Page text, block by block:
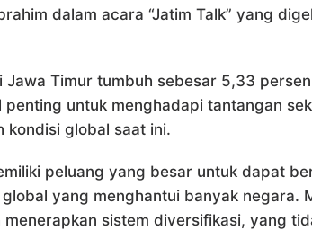
dalam acara “Jatim Talk” yang
Jawa Timur tumbuh sebesar 5,33
untuk menghadapi tantangan
kondisi global saat ini.
peluang yang besar untuk dapat
yang menghantui banyak negara.
sistem diversifikasi, yang